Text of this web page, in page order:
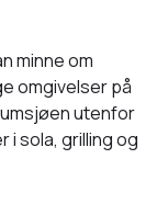
minne om
omgivelser på
utenfor
i sola, grilling og